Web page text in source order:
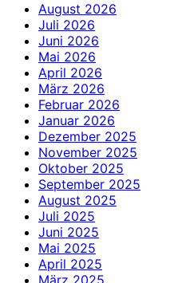
August 2026
Juli 2026
Juni 2026
Mai 2026
April 2026
März 2026
Februar 2026
Januar 2026
Dezember 2025
November 2025
Oktober 2025
September 2025
August 2025
Juli 2025
Juni 2025
Mai 2025
April 2025